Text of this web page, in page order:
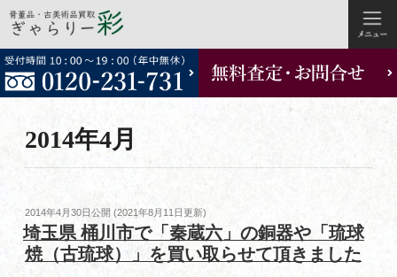
コ
ン
テ
2014年4月
投
稿
日:
2014年4月30日公開 (2021年8月11日更新)
埼玉県 桶川市で「秦蔵六」の銅器や「琉球
焼（古琉球）」を買い取らせて頂きました